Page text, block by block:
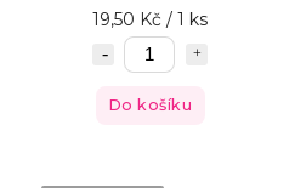
19,50 Kč / 1 ks
Do košíku